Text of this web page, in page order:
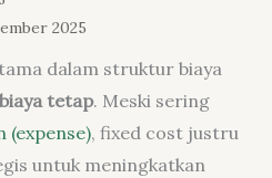
2025
dalam struktur biaya
biaya tetap. Meski sering
(expense), fixed cost justru
untuk meningkatkan